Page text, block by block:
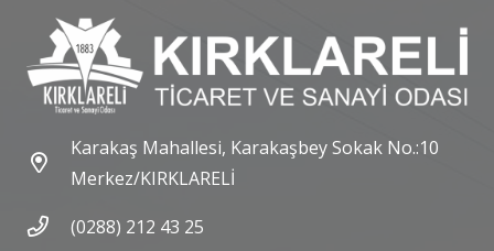
Karakaş Mahallesi, Karakaşbey Sokak No.:10
Merkez/KIRKLARELİ
(0288) 212 43 25